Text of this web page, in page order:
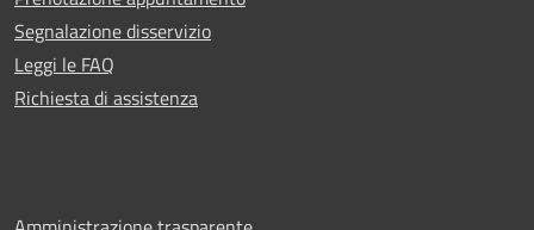
Segnalazione disservizio
Leggi le FAQ
Richiesta di assistenza